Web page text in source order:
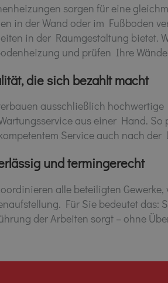
sorgen für eine
in der Wand oder im Fußboden
in der Raumgestaltung bietet.
und prüfen Ihre
die sich bezahlt macht
ausschließlich
aus einer Hand.
Service auch nach
und termingerecht
alle beteiligten
Für Sie bedeutet das:
der Arbeiten sorgt – ohne